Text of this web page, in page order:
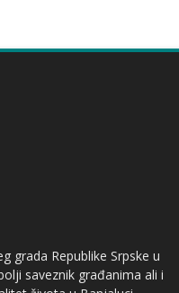
grada Republike Srpske u
saveznik građanima ali i